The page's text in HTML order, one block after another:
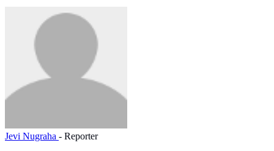
Jevi Nugraha - Reporter